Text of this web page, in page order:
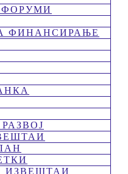
ФИНАНСИРАЊЕ
ИЗВЕШТАИ